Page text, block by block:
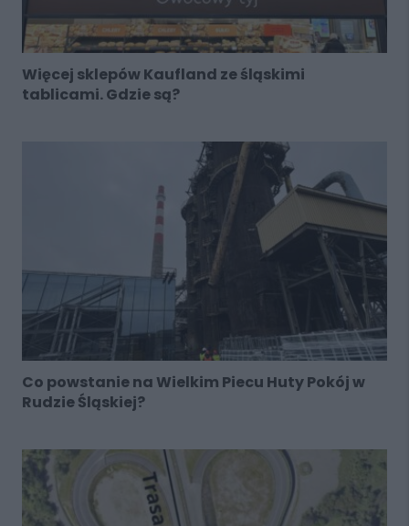
Więcej sklepów Kaufland ze śląskimi
tablicami. Gdzie są?
Co powstanie na Wielkim Piecu Huty Pokój w
Rudzie Śląskiej?